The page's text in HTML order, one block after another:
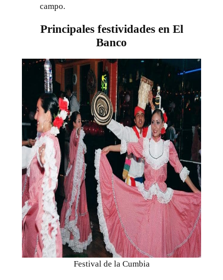
campo.
Principales festividades en El
Banco
Festival de la Cumbia